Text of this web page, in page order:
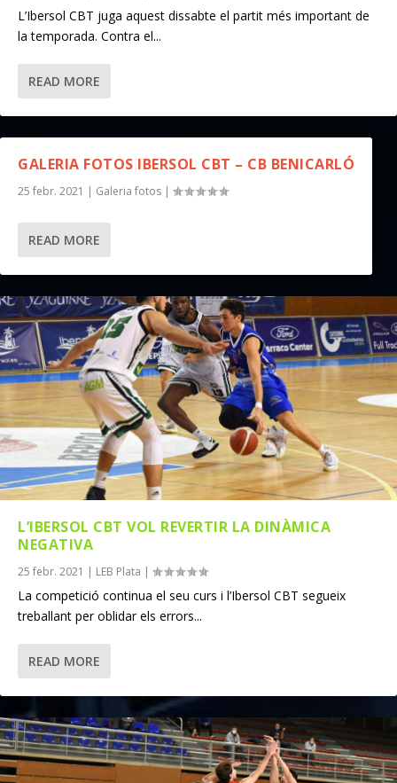
L’Ibersol CBT juga aquest dissabte el partit més important de
la temporada. Contra el...
READ MORE
GALERIA FOTOS IBERSOL CBT – CB BENICARLÓ
25 febr. 2021 | Galeria fotos |
READ MORE
L’IBERSOL CBT VOL REVERTIR LA DINÀMICA
NEGATIVA
25 febr. 2021 | LEB Plata |
La competició continua el seu curs i l’Ibersol CBT segueix
treballant per oblidar els errors...
READ MORE